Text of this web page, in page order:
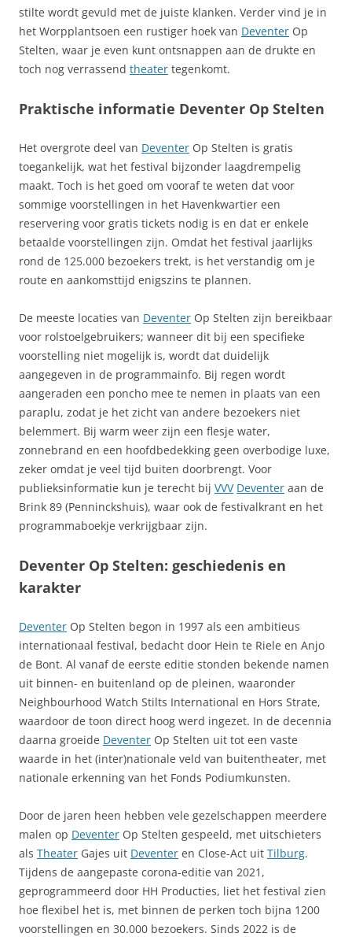
stilte wordt gevuld met de juiste klanken. Verder vind je in
het Worpplantsoen een rustiger hoek van Deventer Op
Stelten, waar je even kunt ontsnappen aan de drukte en
toch nog verrassend theater tegenkomt.
Praktische informatie Deventer Op Stelten
Het overgrote deel van Deventer Op Stelten is gratis
toegankelijk, wat het festival bijzonder laagdrempelig
maakt. Toch is het goed om vooraf te weten dat voor
sommige voorstellingen in het Havenkwartier een
reservering voor gratis tickets nodig is en dat er enkele
betaalde voorstellingen zijn. Omdat het festival jaarlijks
rond de 125.000 bezoekers trekt, is het verstandig om je
route en aankomsttijd enigszins te plannen.
De meeste locaties van Deventer Op Stelten zijn bereikbaar
voor rolstoelgebruikers; wanneer dit bij een specifieke
voorstelling niet mogelijk is, wordt dat duidelijk
aangegeven in de programmainfo. Bij regen wordt
aangeraden een poncho mee te nemen in plaats van een
paraplu, zodat je het zicht van andere bezoekers niet
belemmert. Bij warm weer zijn een flesje water,
zonnebrand en een hoofdbedekking geen overbodige luxe,
zeker omdat je veel tijd buiten doorbrengt. Voor
publieksinformatie kun je terecht bij VVV Deventer aan de
Brink 89 (Penninckshuis), waar ook de festivalkrant en het
programmaboekje verkrijgbaar zijn.
Deventer Op Stelten: geschiedenis en
karakter
Deventer Op Stelten begon in 1997 als een ambitieus
internationaal festival, bedacht door Hein te Riele en Anjo
de Bont. Al vanaf de eerste editie stonden bekende namen
uit binnen- en buitenland op de pleinen, waaronder
Neighbourhood Watch Stilts International en Hors Strate,
waardoor de toon direct hoog werd ingezet. In de decennia
daarna groeide Deventer Op Stelten uit tot een vaste
waarde in het (inter)nationale veld van buitentheater, met
nationale erkenning van het Fonds Podiumkunsten.
Door de jaren heen hebben vele gezelschappen meerdere
malen op Deventer Op Stelten gespeeld, met uitschieters
als Theater Gajes uit Deventer en Close-Act uit Tilburg.
Tijdens de aangepaste corona-editie van 2021,
geprogrammeerd door HH Producties, liet het festival zien
hoe flexibel het is, met binnen de perken toch bijna 1200
voorstellingen en 30.000 bezoekers. Sinds 2022 is de